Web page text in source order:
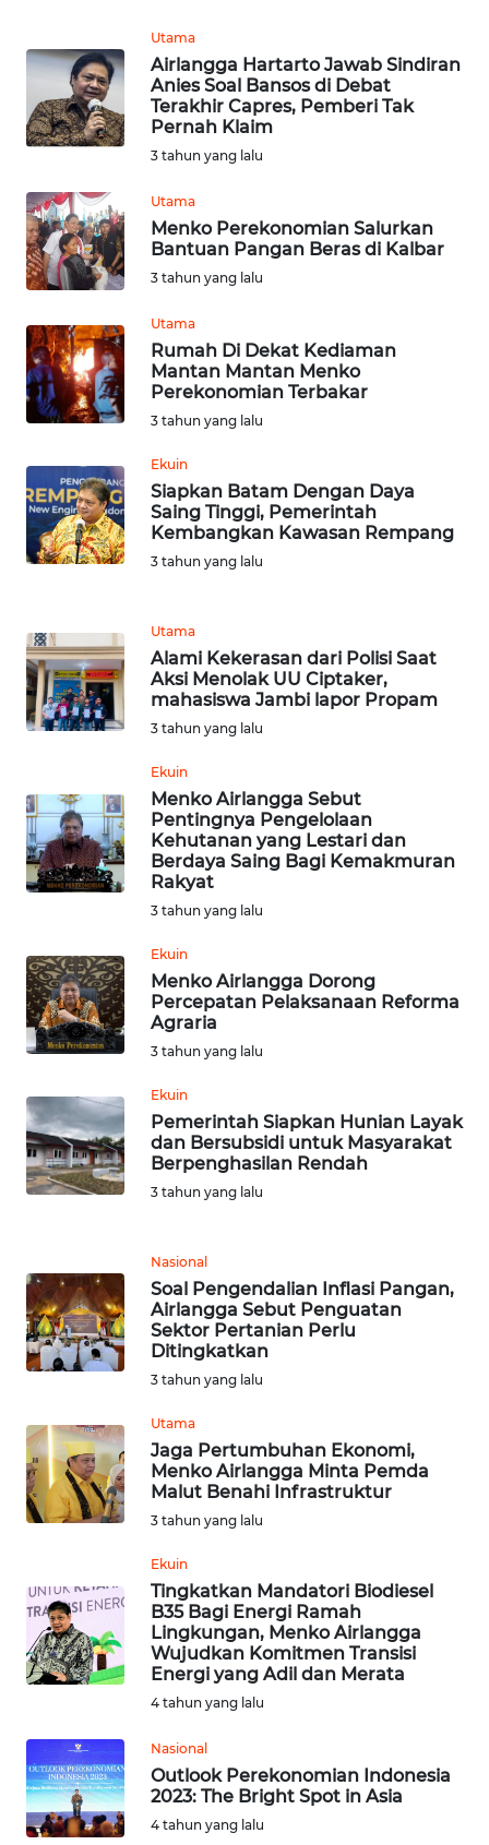
Utama
Airlangga Hartarto Jawab Sindiran
Anies Soal Bansos di Debat
Terakhir Capres, Pemberi Tak
Pernah Klaim
3 tahun yang lalu
Utama
Menko Perekonomian Salurkan
Bantuan Pangan Beras di Kalbar
3 tahun yang lalu
Utama
Rumah Di Dekat Kediaman
Mantan Mantan Menko
Perekonomian Terbakar
3 tahun yang lalu
Ekuin
Siapkan Batam Dengan Daya
Saing Tinggi, Pemerintah
Kembangkan Kawasan Rempang
3 tahun yang lalu
Utama
Alami Kekerasan dari Polisi Saat
Aksi Menolak UU Ciptaker,
mahasiswa Jambi lapor Propam
3 tahun yang lalu
Ekuin
Menko Airlangga Sebut
Pentingnya Pengelolaan
Kehutanan yang Lestari dan
Berdaya Saing Bagi Kemakmuran
Rakyat
3 tahun yang lalu
Ekuin
Menko Airlangga Dorong
Percepatan Pelaksanaan Reforma
Agraria
3 tahun yang lalu
Ekuin
Pemerintah Siapkan Hunian Layak
dan Bersubsidi untuk Masyarakat
Berpenghasilan Rendah
3 tahun yang lalu
Nasional
Soal Pengendalian Inflasi Pangan,
Airlangga Sebut Penguatan
Sektor Pertanian Perlu
Ditingkatkan
3 tahun yang lalu
Utama
Jaga Pertumbuhan Ekonomi,
Menko Airlangga Minta Pemda
Malut Benahi Infrastruktur
3 tahun yang lalu
Ekuin
Tingkatkan Mandatori Biodiesel
B35 Bagi Energi Ramah
Lingkungan, Menko Airlangga
Wujudkan Komitmen Transisi
Energi yang Adil dan Merata
4 tahun yang lalu
Nasional
Outlook Perekonomian Indonesia
2023: The Bright Spot in Asia
4 tahun yang lalu
WN
NTT
KEPRI
WN
PAPUA
WN
PAPUA
BARAT
RIAU
WN
SERAMBI
WN
SULTRA
WN
SULTENG
WN
BABEL
SUMBAR
WN
SUMSEL
BENGKULU
WN
LAMPUNG
JATENG
WN
NUSANTARA
JOGJA
WN
JATIM
BALI
WN
KALBAR